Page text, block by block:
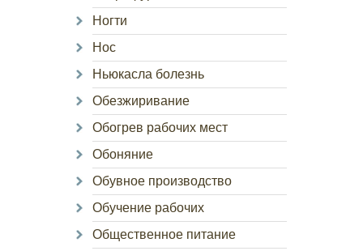
Ногти
Нос
Ньюкасла болезнь
Обезжиривание
Обогрев рабочих мест
Обоняние
Обувное производство
Обучение рабочих
Общественное питание